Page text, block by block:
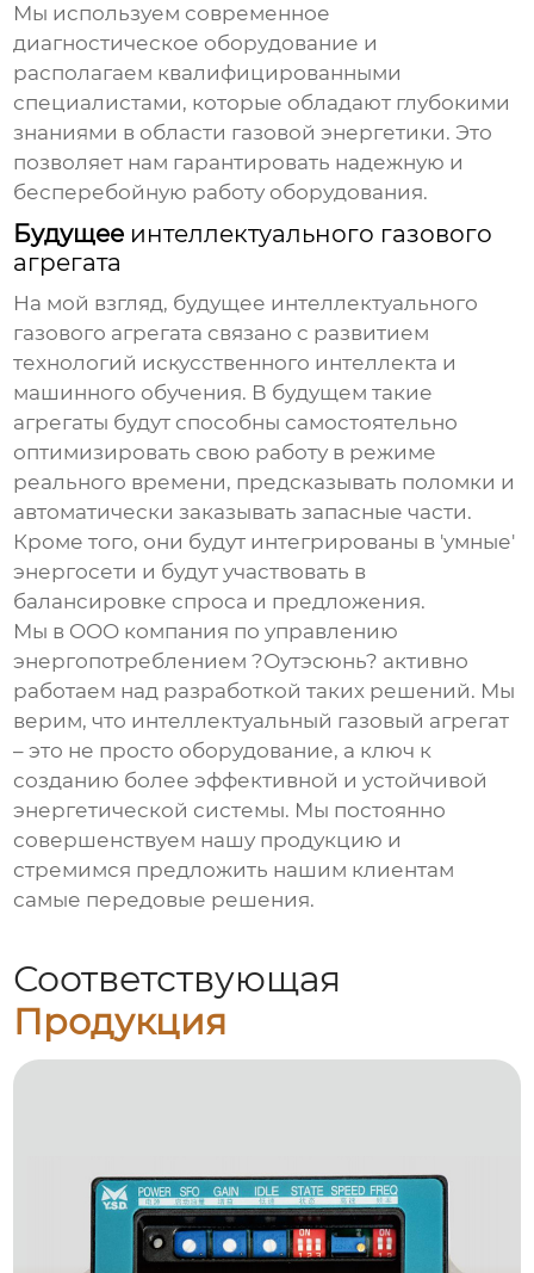
Мы используем современное
диагностическое оборудование и
располагаем квалифицированными
специалистами, которые обладают глубокими
знаниями в области газовой энергетики. Это
позволяет нам гарантировать надежную и
бесперебойную работу оборудования.
Будущее интеллектуального газового
агрегата
На мой взгляд, будущее интеллектуального
газового агрегата связано с развитием
технологий искусственного интеллекта и
машинного обучения. В будущем такие
агрегаты будут способны самостоятельно
оптимизировать свою работу в режиме
реального времени, предсказывать поломки и
автоматически заказывать запасные части.
Кроме того, они будут интегрированы в 'умные'
энергосети и будут участвовать в
балансировке спроса и предложения.
Мы в OOO компания по управлению
энергопотреблением ?Оутэсюнь? активно
работаем над разработкой таких решений. Мы
верим, что интеллектуальный газовый агрегат
– это не просто оборудование, а ключ к
созданию более эффективной и устойчивой
энергетической системы. Мы постоянно
совершенствуем нашу продукцию и
стремимся предложить нашим клиентам
самые передовые решения.
Соответствующая
Продукция